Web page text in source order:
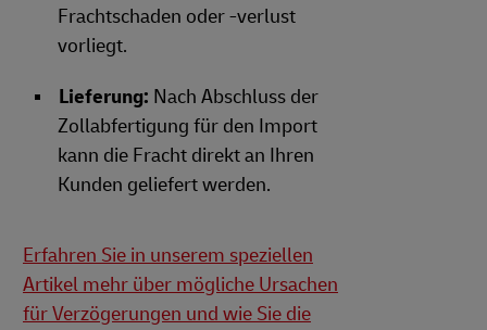
Frachtschaden oder -verlust
vorliegt.
Lieferung: Nach Abschluss der
Zollabfertigung für den Import
kann die Fracht direkt an Ihren
Kunden geliefert werden.
Erfahren Sie in unserem speziellen
Artikel mehr über mögliche Ursachen
für Verzögerungen und wie Sie die